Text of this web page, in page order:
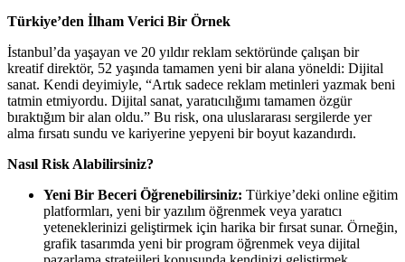
Türkiye’den İlham Verici Bir Örnek
İstanbul’da yaşayan ve 20 yıldır reklam sektöründe çalışan bir
kreatif direktör, 52 yaşında tamamen yeni bir alana yöneldi: Dijital
sanat. Kendi deyimiyle, “Artık sadece reklam metinleri yazmak beni
tatmin etmiyordu. Dijital sanat, yaratıcılığımı tamamen özgür
bıraktığım bir alan oldu.” Bu risk, ona uluslararası sergilerde yer
alma fırsatı sundu ve kariyerine yepyeni bir boyut kazandırdı.
Nasıl Risk Alabilirsiniz?
Yeni Bir Beceri Öğrenebilirsiniz: Türkiye’deki online eğitim
platformları, yeni bir yazılım öğrenmek veya yaratıcı
yeteneklerinizi geliştirmek için harika bir fırsat sunar. Örneğin,
grafik tasarımda yeni bir program öğrenmek veya dijital